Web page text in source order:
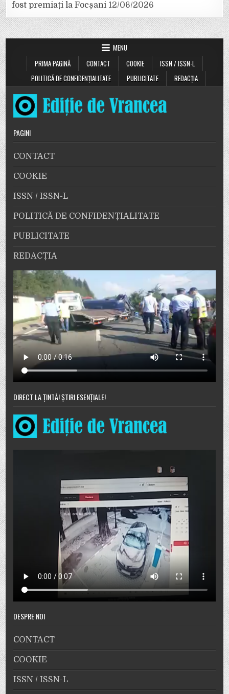
fost premiați la Focșani 12/06/2026
MENU
PRIMA PAGINĂ
CONTACT COOKIE
ISSN / ISSN-L
POLITICĂ DE CONFIDENȚIALITATE
PUBLICITATE REDACȚIA
PAGINI
CONTACT
COOKIE
ISSN / ISSN-L
POLITICĂ DE CONFIDENȚIALITATE
PUBLICITATE
REDACȚIA
DIRECT LA ȚINTĂ! ȘTIRI ESENȚIALE!
DESPRE NOI
CONTACT
COOKIE
ISSN / ISSN-L